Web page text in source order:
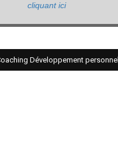
cliquant ici
Développement personnel